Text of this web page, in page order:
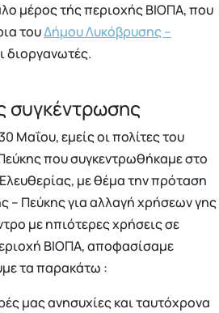
μέρος τής περιοχής ΒΙΟΠΑ, που
τουΔήμου Λυκόβρυσης –
διοργανωτές.
συγκέντρωσης
Μαΐου, εμείς οι πολίτες του
που συγκεντρωθήκαμε στο
με θέμα την πρόταση
– Πεύκης για αλλαγή χρήσεων γης
με ηπιότερες χρήσεις σε
ΒΙΟΠΑ, αποφασίσαμε
τα παρακάτω :
μας ανησυχίες και ταυτόχρονα